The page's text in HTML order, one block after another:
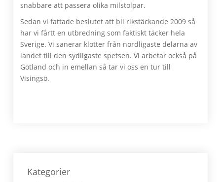
snabbare att passera olika milstolpar.
Sedan vi fattade beslutet att bli rikstäckande 2009 så
har vi fårtt en utbredning som faktiskt täcker hela
Sverige. Vi sanerar klotter från nordligaste delarna av
landet till den sydligaste spetsen. Vi arbetar också på
Gotland och in emellan så tar vi oss en tur till
Visingsö.
sidofält
Kategorier